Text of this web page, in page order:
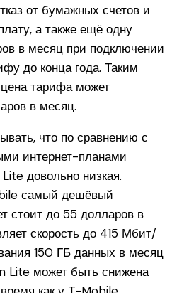
от бумажных счетов и
а также ещё одну
в месяц при подключении
до конца года. Таким
тарифа может
в месяц.
что по сравнению с
интернет-планами
довольно низкая.
самый дешёвый
стоит до 55 долларов в
скорость до 415 Мбит/
150 ГБ данных в месяц
Lite может быть снижена